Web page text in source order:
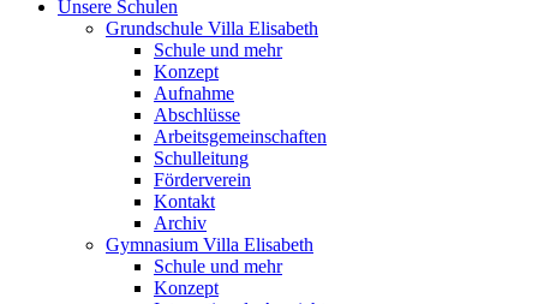
Unsere Schulen
Grundschule Villa Elisabeth
Schule und mehr
Konzept
Aufnahme
Abschlüsse
Arbeitsgemeinschaften
Schulleitung
Förderverein
Kontakt
Archiv
Gymnasium Villa Elisabeth
Schule und mehr
Konzept